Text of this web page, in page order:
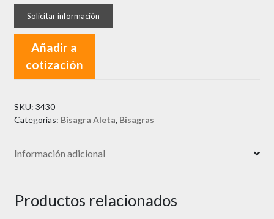
Añadir a
cotización
SKU: 3430
Categorías: Bisagra Aleta, Bisagras
Información adicional
Productos relacionados